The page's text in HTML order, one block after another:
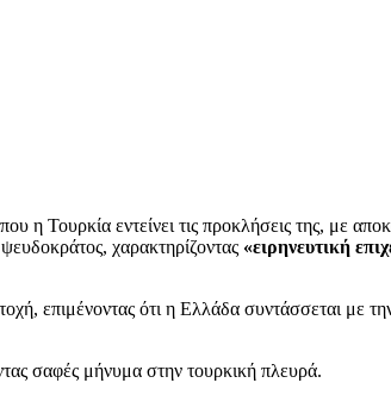
Τουρκία εντείνει τις προκλήσεις της, με
χαρακτηρίζοντας «ειρηνευτική
επιμένοντας ότι η Ελλάδα συντάσσεται με
σαφές μήνυμα στην τουρκική πλευρά.